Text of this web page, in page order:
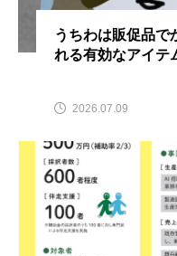
うちわは販促品で
れる有効なアイテ
2026.07.09